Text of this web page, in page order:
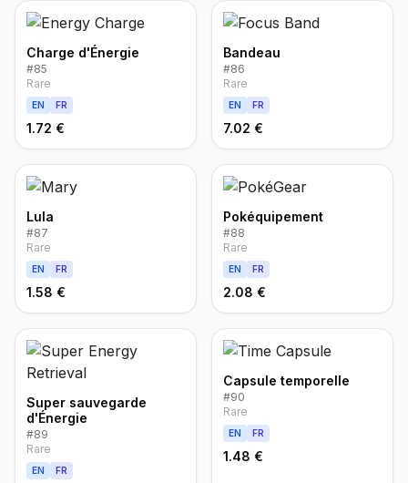
Charge d'Énergie
#85
Rare
EN FR
1.72 €
Bandeau
#86
Rare
EN FR
7.02 €
Lula
#87
Rare
EN FR
1.58 €
Pokéquipement
#88
Rare
EN FR
2.08 €
Super sauvegarde
d'Énergie
#89
Rare
EN FR
Capsule temporelle
#90
Rare
EN FR
1.48 €